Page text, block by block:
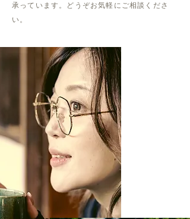
承っています。どうぞお気軽にご相談くださ
い。